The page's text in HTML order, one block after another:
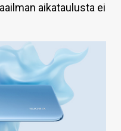
aikataulusta ei